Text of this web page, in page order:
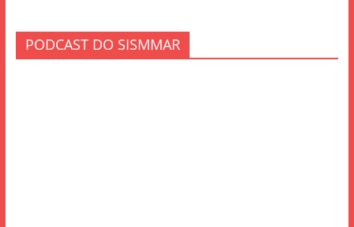
PODCAST DO SISMMAR